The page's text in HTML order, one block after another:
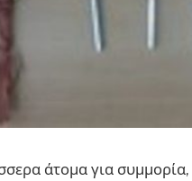
άτομα για